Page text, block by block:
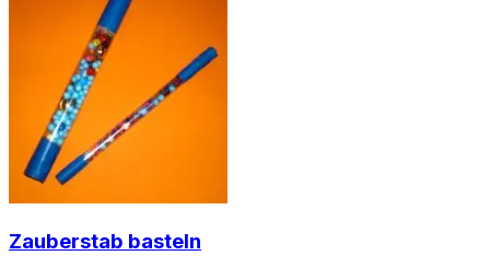
Zauberstab basteln